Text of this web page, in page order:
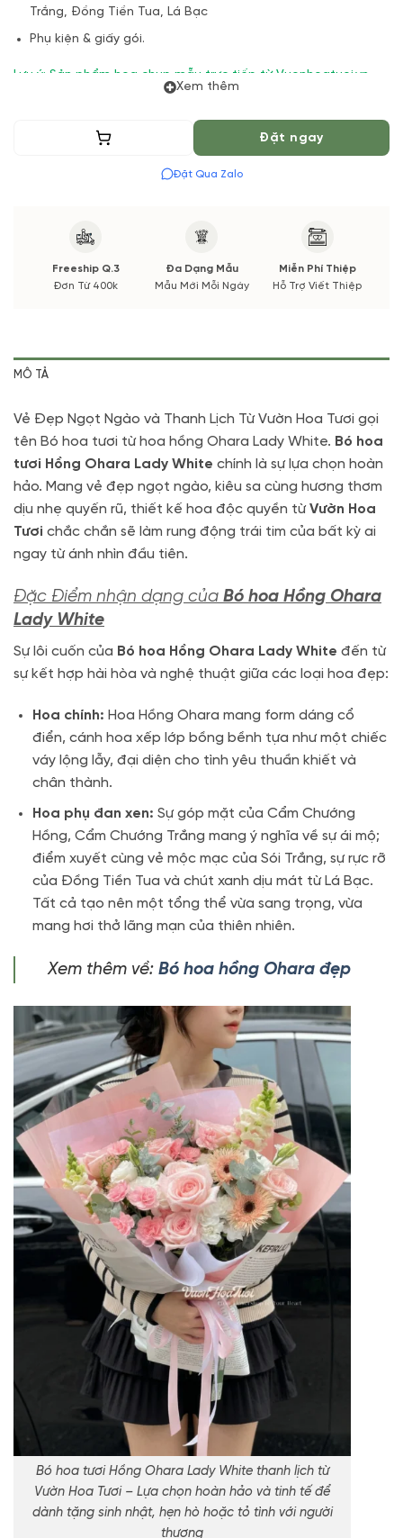
Trắng, Đồng Tiền Tua, Lá Bạc
Phụ kiện & giấy gói.
Lưu ý: Sản phẩm hoa chụp mẫu trực tiếp từ Vuonhoatuoi.vn.
Bởi vì: một số loại hoa trong mẫu theo mùa sẽ không có hoặc
báo đến cho bạn.
Vuonhoatuoi.vn đảm bảo định lượng, tone màu, kiểu dáng
Xem thêm
Thêm vào giỏ Đặt ngay
Đặt Qua Zalo
Freeship Q.3
Đơn Từ 400k
Đa Dạng Mẫu
Mẫu Mới Mỗi Ngày
Miễn Phí Thiệp
Hỗ Trợ Viết Thiệp
MÔ TẢ
Vẻ Đẹp Ngọt Ngào và Thanh Lịch Từ Vườn Hoa Tươi gọi
tên Bó hoa tươi từ hoa hồng Ohara Lady White. Bó hoa
tươi Hồng Ohara Lady White chính là sự lựa chọn hoàn
hảo. Mang vẻ đẹp ngọt ngào, kiêu sa cùng hương thơm
dịu nhẹ quyến rũ, thiết kế hoa độc quyền từVườn Hoa
Tươi chắc chắn sẽ làm rung động trái tim của bất kỳ ai
ngay từ ánh nhìn đầu tiên.
Đặc Điểm nhận dạng của Bó hoa Hồng Ohara
Lady White
Sự lôi cuốn của Bó hoa Hồng Ohara Lady White đến từ
sự kết hợp hài hòa và nghệ thuật giữa các loại hoa đẹp:
Hoa chính: Hoa Hồng Ohara mang form dáng cổ
điển, cánh hoa xếp lớp bồng bềnh tựa như một chiếc
váy lộng lẫy, đại diện cho tình yêu thuần khiết và
chân thành.
Hoa phụ đan xen: Sự góp mặt của Cẩm Chướng
Hồng, Cẩm Chướng Trắng mang ý nghĩa về sự ái mộ;
điểm xuyết cùng vẻ mộc mạc của Sói Trắng, sự rực rỡ
của Đồng Tiền Tua và chút xanh dịu mát từ Lá Bạc.
Tất cả tạo nên một tổng thể vừa sang trọng, vừa
mang hơi thở lãng mạn của thiên nhiên.
Xem thêm về: Bó hoa hồng Ohara đẹp
Bó hoa tươi Hồng Ohara Lady White thanh lịch từ
Vườn Hoa Tươi – Lựa chọn hoàn hảo và tinh tế để
dành tặng sinh nhật, hẹn hò hoặc tỏ tình với người
thương